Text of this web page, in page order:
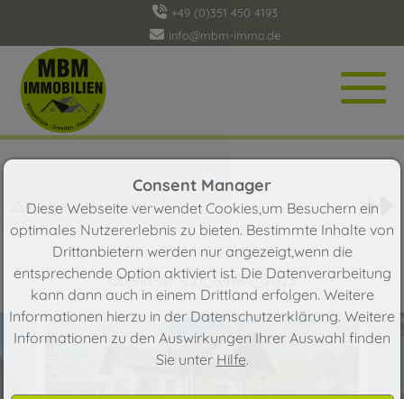
+49 (0)351 450 4193
info@mbm-immo.de
Zurück zur Übersicht
Klein-Fein-Gemütlich
Objekt-Nr.: C21_SVMA_31123
Consent Manager
Diese Webseite verwendet Cookies,um Besuchern ein
optimales Nutzererlebnis zu bieten. Bestimmte Inhalte von
Drittanbietern werden nur angezeigt,wenn die
entsprechende Option aktiviert ist. Die Datenverarbeitung
kann dann auch in einem Drittland erfolgen. Weitere
Informationen hierzu in der Datenschutzerklärung. Weitere
Informationen zu den Auswirkungen Ihrer Auswahl finden
Sie unter Hilfe.